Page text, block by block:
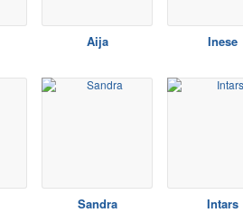
Aija Inese
Sandra Intars